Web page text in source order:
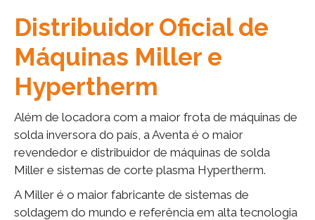
Distribuidor Oficial de
Máquinas Miller e
Hypertherm
Além de locadora com a maior frota de máquinas de
solda inversora do país, a Aventa é o maior
revendedor e distribuidor de máquinas de solda
Miller e sistemas de corte plasma Hypertherm.
A Miller é o maior fabricante de sistemas de
soldagem do mundo e referência em alta tecnologia